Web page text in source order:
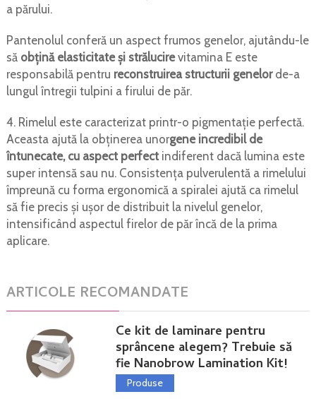
a părului.
Pantenolul conferă un aspect frumos genelor, ajutându-le
să obţină elasticitate şi strălucirevitamina E este
responsabilă pentru reconstruirea structurii genelorde-a
lungul întregii tulpini a firului de păr.
4. Rimelul este caracterizat printr-o pigmentaţie perfectă.
Aceasta ajută la obţinerea unorgene incredibil de
întunecate, cu aspect perfectindiferent dacă lumina este
super intensă sau nu. Consistenţa pulverulentă a rimelului
împreună cu forma ergonomică a spiralei ajută ca rimelul
să fie precis şi uşor de distribuit la nivelul genelor,
intensificând aspectul firelor de păr încă de la prima
aplicare.
ARTICOLE RECOMANDATE
Ce kit de laminare pentru
sprâncene alegem? Trebuie să
fie Nanobrow Lamination Kit!
Produse